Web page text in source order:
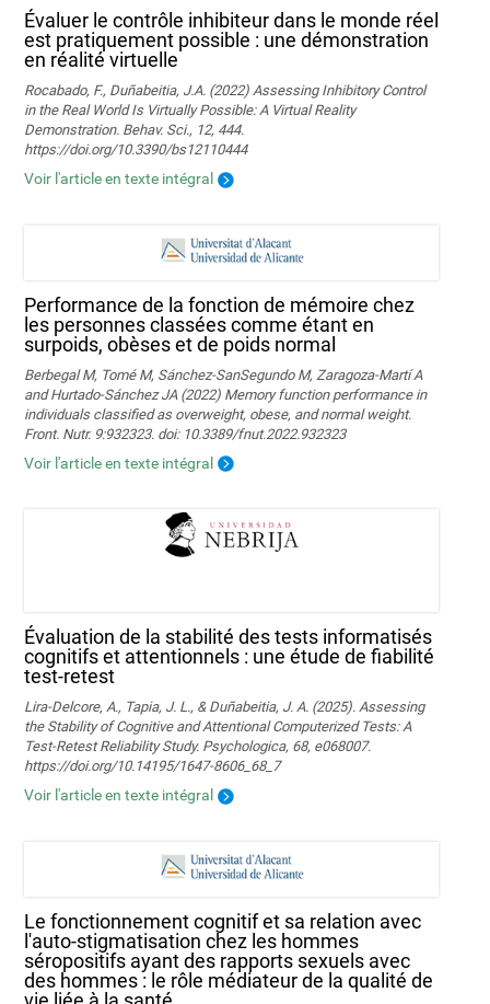
Évaluer le contrôle inhibiteur dans le monde réel
est pratiquement possible : une démonstration
en réalité virtuelle
Rocabado, F., Duñabeitia, J.A. (2022) Assessing Inhibitory Control
in the Real World Is Virtually Possible: A Virtual Reality
Demonstration. Behav. Sci., 12, 444.
https://doi.org/10.3390/bs12110444
Voir l'article en texte intégral
Performance de la fonction de mémoire chez
les personnes classées comme étant en
surpoids, obèses et de poids normal
Berbegal M, Tomé M, Sánchez-SanSegundo M, Zaragoza-Martí A
and Hurtado-Sánchez JA (2022) Memory function performance in
individuals classified as overweight, obese, and normal weight.
Front. Nutr. 9:932323. doi: 10.3389/fnut.2022.932323
Voir l'article en texte intégral
Évaluation de la stabilité des tests informatisés
cognitifs et attentionnels : une étude de fiabilité
test-retest
Lira-Delcore, A., Tapia, J. L., & Duñabeitia, J. A. (2025). Assessing
the Stability of Cognitive and Attentional Computerized Tests: A
Test-Retest Reliability Study. Psychologica, 68, e068007.
https://doi.org/10.14195/1647-8606_68_7
Voir l'article en texte intégral
Le fonctionnement cognitif et sa relation avec
l'auto-stigmatisation chez les hommes
séropositifs ayant des rapports sexuels avec
des hommes : le rôle médiateur de la qualité de